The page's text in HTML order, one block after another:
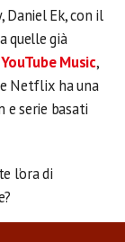
Daniel Ek, con il
quelle già
YouTube Music,
Netflix ha una
e serie basati
l’ora di